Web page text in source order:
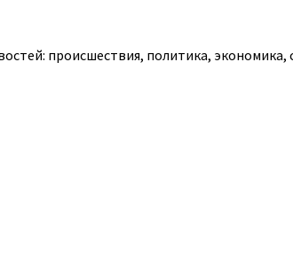
происшествия, политика, экономика,